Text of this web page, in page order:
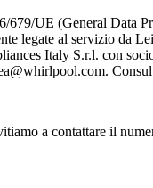
UE (General
legate al servizio da
Italy S.r.l. con
a contattare il